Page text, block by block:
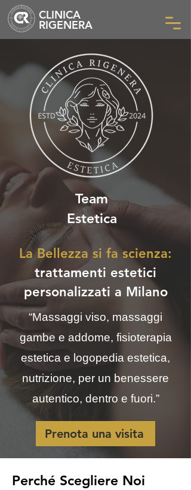
CLINICA
RIGENERA
Team
Estetica
La Bellezza si fa scienza:
trattamenti estetici
personalizzati a Milano
“Massaggi viso, massaggi
gambe e addome, fisioterapia
estetica e logopedia estetica,
nutrizione, per un benessere
autentico, dentro e fuori.”
Prenota una visita
Perché Scegliere Noi